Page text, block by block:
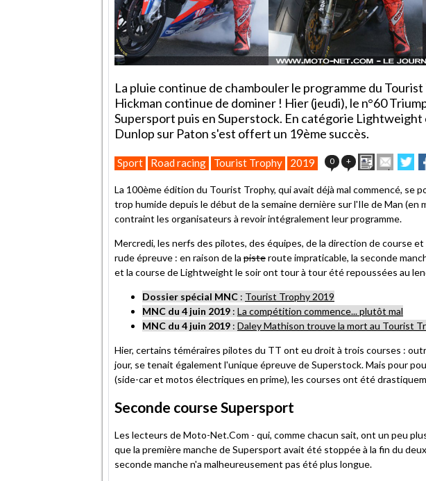
La pluie continue de chambouler le programme du
Hickman continue de dominer ! Hier (jeudi), le n°60
Supersport puis en Superstock. En catégorie
Dunlop sur Paton s'est offert un 19ème succès.
Sport Road racing Tourist Trophy 2019 0 + Imprimer
cet
à
un
ami
sur
La 100ème édition du Tourist Trophy, qui avait déjà mal commencé, se
trop humide depuis le début de la semaine dernière sur l'Ile de Man (en
contraint les organisateurs à revoir intégralement leur programme.
Mercredi, les nerfs des pilotes, des équipes, de la direction de course
rude épreuve : en raison de la pisteroute impraticable, la seconde
et la course de Lightweight le soir ont tour à tour été repoussées au
Dossier spécial MNC : Tourist Trophy 2019
MNC du 4 juin 2019 : La compétition commence... plutôt mal
MNC du 4 juin 2019 : Daley Mathison trouve la mort au Tourist
Hier, certains téméraires pilotes du TT ont eu droit à trois courses :
jour, se tenait également l'unique épreuve de Superstock. Mais pour
(side-car et motos électriques en prime), les courses ont été
Seconde course Supersport
Les lecteurs de Moto-Net.Com - qui, comme chacun sait, ont un peu
que la première manche de Supersport avait été stoppée à la fin du
seconde manche n'a malheureusement pas été plus longue.